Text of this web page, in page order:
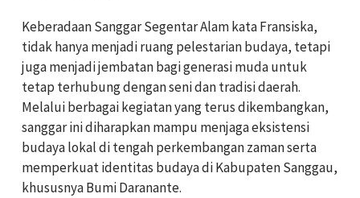
Keberadaan Sanggar Segentar Alam kata Fransiska,
tidak hanya menjadi ruang pelestarian budaya, tetapi
juga menjadi jembatan bagi generasi muda untuk
tetap terhubung dengan seni dan tradisi daerah.
Melalui berbagai kegiatan yang terus dikembangkan,
sanggar ini diharapkan mampu menjaga eksistensi
budaya lokal di tengah perkembangan zaman serta
memperkuat identitas budaya di Kabupaten Sanggau,
khususnya Bumi Daranante.